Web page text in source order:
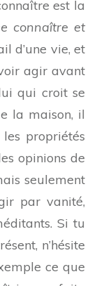
est la
connaître et
d’une vie, et
agir avant
qui croit se
la maison, il
les propriétés
opinions de
seulement
par vanité,
Si tu
n’hésite
ce que